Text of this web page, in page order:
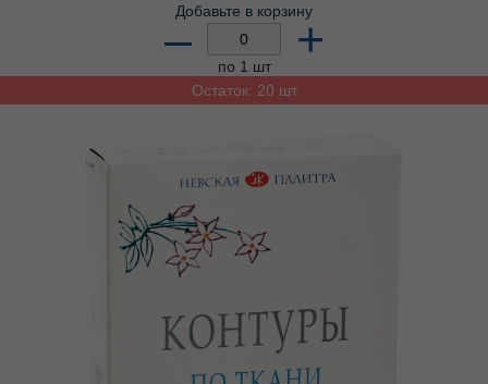
Добавьте в корзину
– +
по 1 шт
Остаток: 20 шт